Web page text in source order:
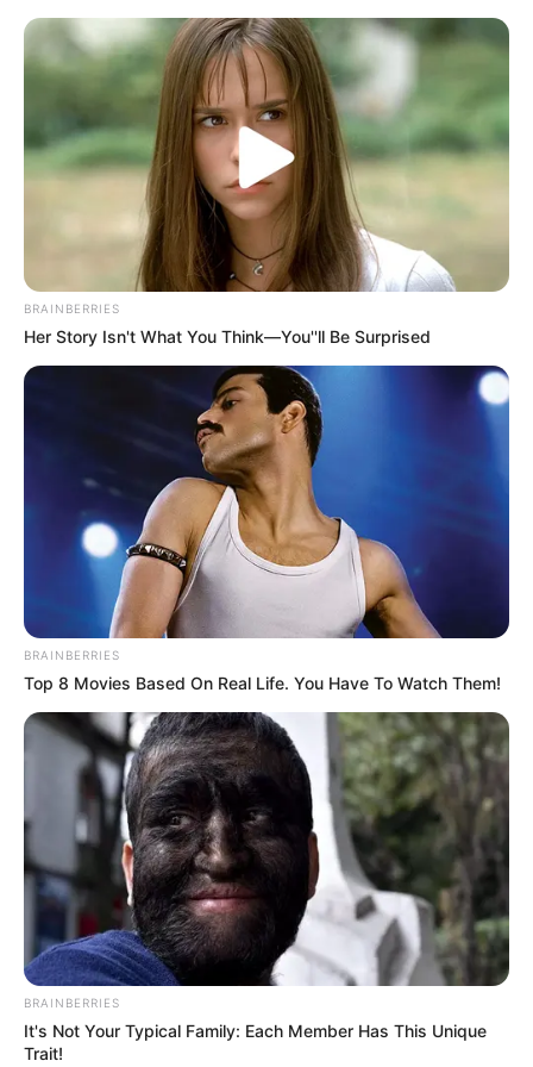
WKKDCC#14: Batman: Zagłada
Gotham - prezentacja komiksu
Mateusz Zaczyk 22 lutego 2017 Aktualności
Do kiosków trafił dzisiaj czternasty tom Wielkiej Kolekcji
Komiksów DC Comics, czyliBatman: Zagłada Gotham
Komiks będzie dostępny w sprzedaży przez dwa tygodnie aż
do premiery kolejnego tomu, którym będzie Amerykańska
Liga Sprawiedliwości: Rok Pierwszy część 1.
BRAINBERRIES
Her Story Isn't What You Think—You''ll Be Surprised
BRAINBERRIES
Top 8 Movies Based On Real Life. You Have To Watch Them!
BRAINBERRIES
It's Not Your Typical Family: Each Member Has This Unique
Trait!